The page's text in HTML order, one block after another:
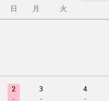
日 月 火
2
-
3
-
4
-